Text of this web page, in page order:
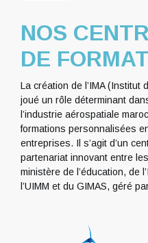
NOS
DE
La création de l’IMA (Institut
joué un rôle déterminant
l’industrie aérospatiale
formations personnalisées
entreprises. Il s’agit d’un
partenariat innovant entre
ministère de l’éducation, de
l’UIMM et du GIMAS, géré